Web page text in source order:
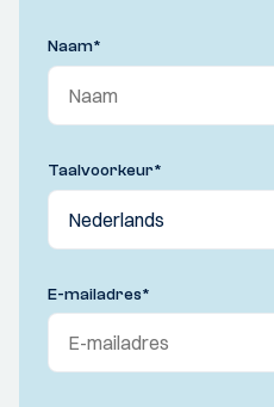
Naam*
Taalvoorkeur*
E-mailadres*